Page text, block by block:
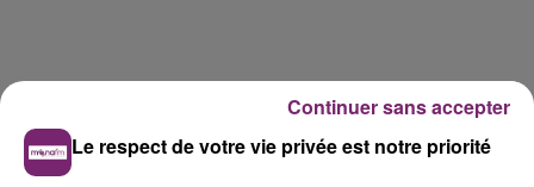
Le respect de votre vie privée est notre priorité
Continuer sans accepter